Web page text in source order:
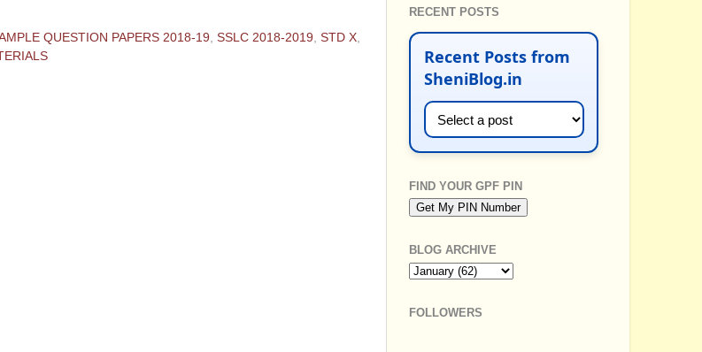
QUESTION PAPERS 2018-19 SSLC 2018-2019 STD X
RECENT POSTS
Recent Posts from
SheniBlog.in
FIND YOUR GPF PIN
BLOG ARCHIVE
FOLLOWERS